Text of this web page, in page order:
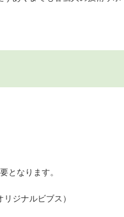
となります。
ジナルビブス）